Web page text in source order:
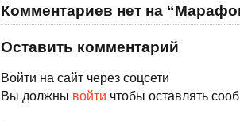
Комментариев нет на
Оставить комментарий
Войти на сайт через соцсети
Вы должны войти чтобы оставлять